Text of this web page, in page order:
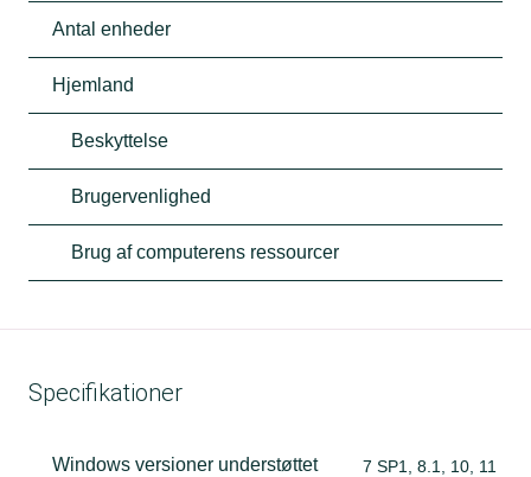
Antal enheder
Hjemland
Beskyttelse
Brugervenlighed
Brug af computerens ressourcer
Specifikationer
Windows versioner understøttet 7 SP1, 8.1, 10, 11